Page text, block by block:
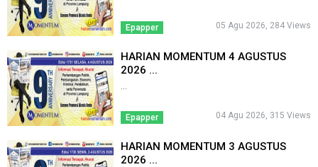
Epapper 05 Agu 2026, 284 Views
HARIAN MOMENTUM 4 AGUSTUS
2026 ...
Epapper 04 Agu 2026, 315 Views
HARIAN MOMENTUM 3 AGUSTUS
2026 ...